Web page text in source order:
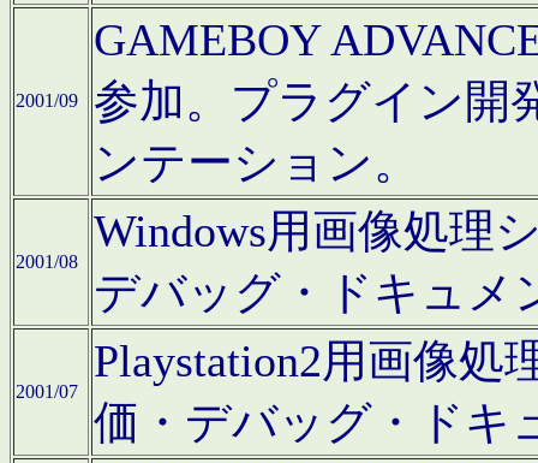
2001/09
GAMEBOY
参加。プラグイン開
ンテーション。
2001/08
Windows用画像処理
デバッグ・ドキュメ
2001/07
Playstation2用画像
価・デバッグ・ドキ